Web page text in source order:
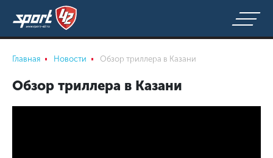
Главная Новости Обзор триллера в Казани
Обзор триллера в Казани